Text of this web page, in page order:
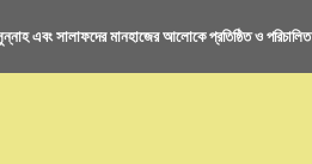
এবং সালাফদের মানহাজের আলোকে প্রতিষ্ঠিত ও পরিচালিত